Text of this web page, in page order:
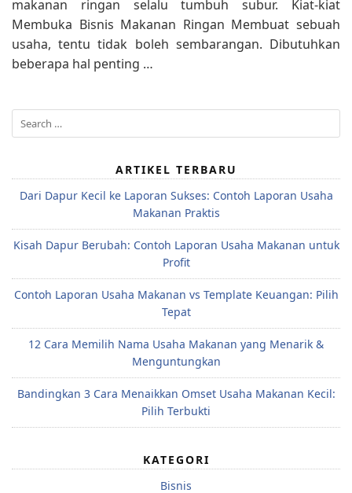
makanan ringan selalu tumbuh subur. Kiat-kiat
Membuka Bisnis Makanan Ringan Membuat sebuah
usaha, tentu tidak boleh sembarangan. Dibutuhkan
beberapa hal penting …
Search
for:
ARTIKEL TERBARU
Dari Dapur Kecil ke Laporan Sukses: Contoh Laporan Usaha
Makanan Praktis
Kisah Dapur Berubah: Contoh Laporan Usaha Makanan untuk
Profit
Contoh Laporan Usaha Makanan vs Template Keuangan: Pilih
Tepat
12 Cara Memilih Nama Usaha Makanan yang Menarik &
Menguntungkan
Bandingkan 3 Cara Menaikkan Omset Usaha Makanan Kecil:
Pilih Terbukti
KATEGORI
Bisnis